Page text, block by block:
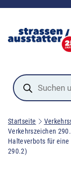
Products
search
Startseite
Verkehrszeichen
Halteverbots für eine
290.2)